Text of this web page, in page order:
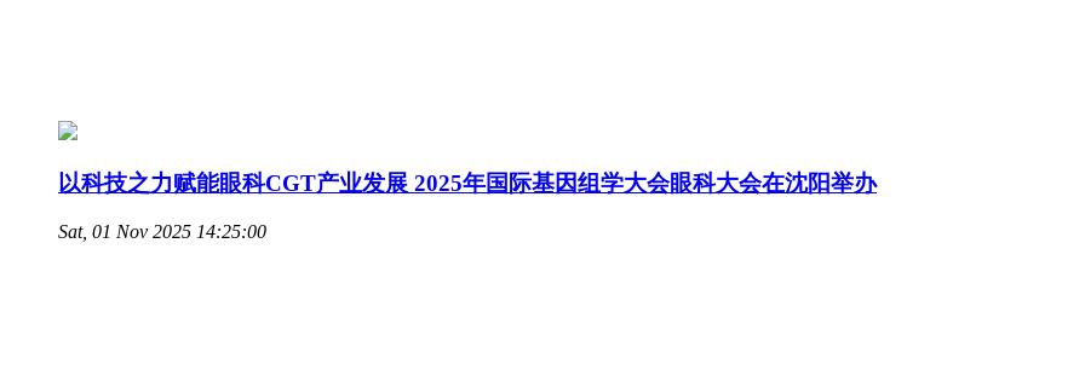
以科技之力赋能眼科CGT产业发展 2025年国际基因组学大会眼科大会在沈阳举办
Sat, 01 Nov 2025 14:25:00